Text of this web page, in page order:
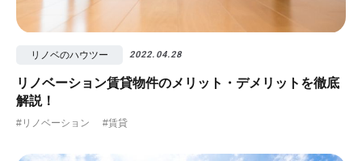
#リノベ先輩インタビュー
リノベのハウツー 2022.04.28
リノベーション賃貸物件のメリット・デメリットを徹底
解説！
#リノベーション #賃貸